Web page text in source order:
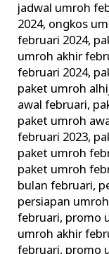
jadwal umroh
2024, ongkos
februari 2024,
umroh akhir
februari 2024,
paket umroh
awal februari,
paket umroh
februari 2023,
paket umroh
paket umroh
bulan februari,
persiapan
februari, promo
umroh akhir
februari, promo